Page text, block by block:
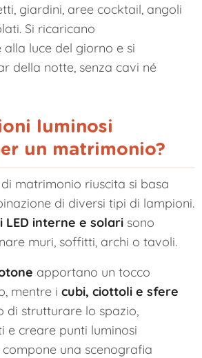
giardini, aree cocktail, angoli
Si ricaricano
luce del giorno e si
della notte, senza cavi né
luminosi
un matrimonio?
matrimonio riuscita si basa
di diversi tipi di lampioni.
LED interne e solari sono
muri, soffitti, archi o tavoli.
apportano un tocco
mentre i cubi, ciottoli e sfere
di strutturare lo spazio,
e creare punti luminosi
una scenografia